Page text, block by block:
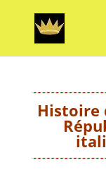
Histoire